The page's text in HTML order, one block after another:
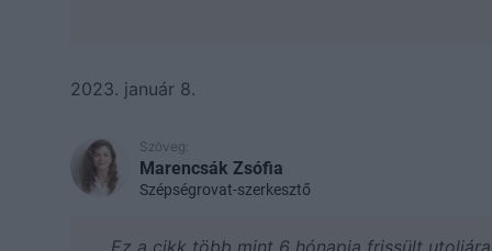
2023. január 8.
Szöveg:
Marencsák Zsófia
Szépségrovat-szerkesztő
Ez a cikk több mint 6 hónapja frissült